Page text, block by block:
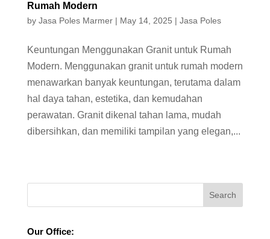
Rumah Modern
by Jasa Poles Marmer| May 14, 2025 | Jasa Poles
Keuntungan Menggunakan Granit untuk Rumah
Modern. Menggunakan granit untuk rumah modern
menawarkan banyak keuntungan, terutama dalam
hal daya tahan, estetika, dan kemudahan
perawatan. Granit dikenal tahan lama, mudah
dibersihkan, dan memiliki tampilan yang elegan,...
Our Office: